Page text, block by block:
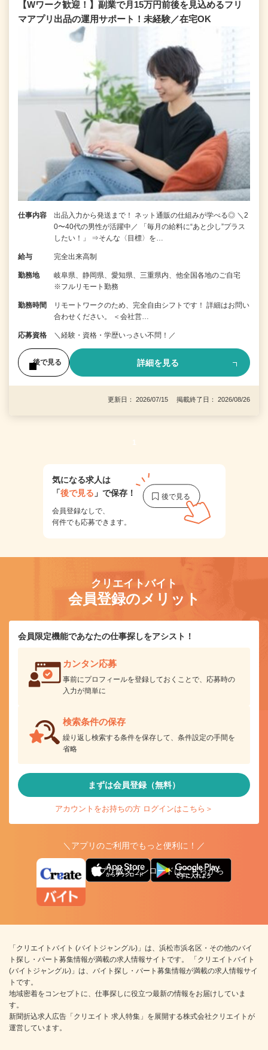
【Wワーク歓迎！】副業で月15万円前後を見込めるフリ
マアプリ出品の運用サポート！未経験／在宅OK
仕事内容
出品入力から発送まで！ ネット通販の仕組みが学べる◎ ＼2
0〜40代の男性が活躍中／ 「毎月の給料に“あと少し”プラス
したい！」 ⇒そんな〈目標〉を…
給与 完全出来高制
勤務地
岐阜県、静岡県、愛知県、三重県内、他全国各地のご自宅
※フルリモート勤務
勤務時間
リモートワークのため、完全自由シフトです！ 詳細はお問い
合わせください。 ＜会社営…
応募資格 ＼経験・資格・学歴いっさい不問！／
後で見る 詳細を見る
更新日： 2026/07/15 掲載終了日： 2026/08/26
1
気になる求人は
「後で見る 」で保存！
会員登録なしで、
何件でも応募できます。
クリエイトバイト
会員登録のメリット
会員限定機能であなたの仕事探しをアシスト！
カンタン応募
事前にプロフィールを登録しておくことで、応募時の
入力が簡単に
検索条件の保存
繰り返し検索する条件を保存して、条件設定の手間を
省略
まずは会員登録（無料）
アカウントをお持ちの方 ログインはこちら＞
＼アプリのご利用でもっと便利に！／
アプリ版ダウンロードはこちらから
「クリエイトバイト (バイトジャングル)」は、浜松市浜名区・その他のバイ
ト探し・パート募集情報が満載の求人情報サイトです。 「クリエイトバイト
(バイトジャングル)」は、バイト探し・パート募集情報が満載の求人情報サイ
トです。
地域密着をコンセプトに、仕事探しに役立つ最新の情報をお届けしていま
す。
新聞折込求人広告「クリエイト 求人特集」を展開する株式会社クリエイトが
運営しています。